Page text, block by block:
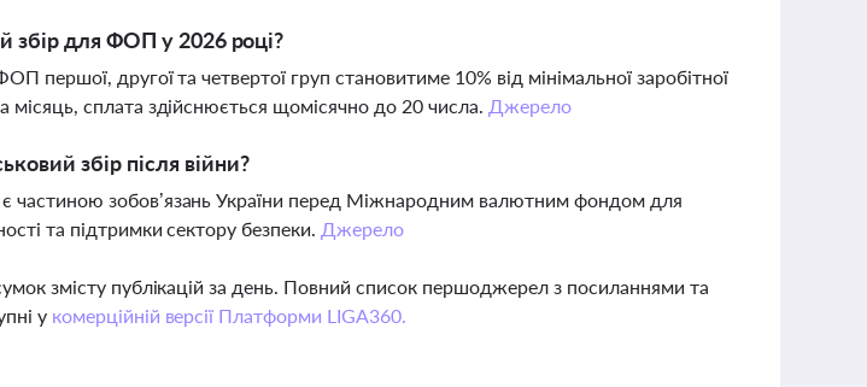
збір для ФОП у 2026 році?
першої, другої та четвертої груп становитиме 10% від мінімальної заробітної
сплата здійснюється щомісячно до 20 числа. Джерело
збір після війни?
частиною зобов’язань України перед Міжнародним валютним фондом для
та підтримки сектору безпеки. Джерело
змісту публікацій за день. Повний список першоджерел з посиланнями та
у комерційній версії Платформи LIGA360.